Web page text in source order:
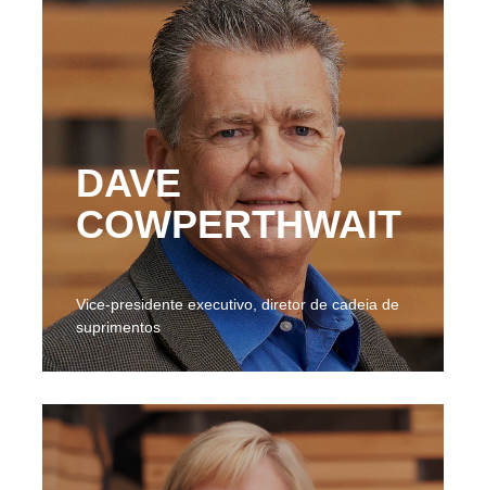
DAVE
COWPERTHWAIT
Vice-presidente executivo, diretor de cadeia de
suprimentos